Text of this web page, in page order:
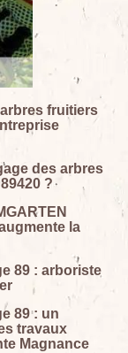
fruitiers
des arbres
?
la
89 : arboriste
89 : un
travaux
Magnance